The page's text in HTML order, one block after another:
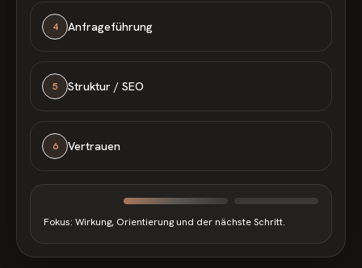
4 Anfrageführung
5 Struktur / SEO
6 Vertrauen
Fokus: Wirkung, Orientierung und der nächste Schritt.